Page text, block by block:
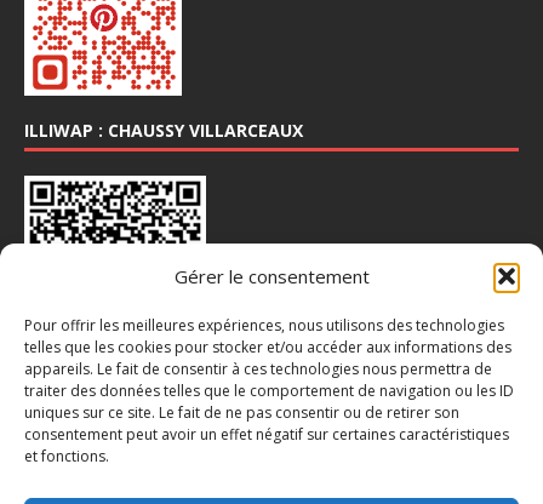
Gérer le consentement
Pour offrir les meilleures expériences, nous utilisons des technologies
telles que les cookies pour stocker et/ou accéder aux informations des
appareils. Le fait de consentir à ces technologies nous permettra de
traiter des données telles que le comportement de navigation ou les ID
uniques sur ce site. Le fait de ne pas consentir ou de retirer son
consentement peut avoir un effet négatif sur certaines caractéristiques
et fonctions.
ILLIWAP : CHAUSSY VILLARCEAUX
INSTA : @CHAUSSY_VILLARCEAUX